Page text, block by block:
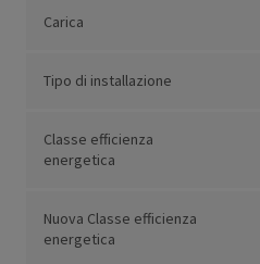
Carica
Tipo di installazione
Classe efficienza
energetica
Nuova Classe efficienza
energetica